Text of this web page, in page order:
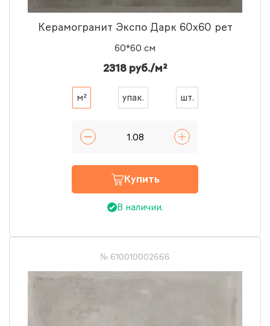
Керамогранит Экспо Дарк 60x60 рет
60*60 см
2318 руб./м²
м² упак. шт.
Купить
В наличии.
№ 610010002666